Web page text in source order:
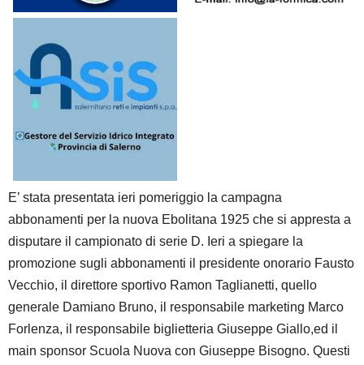
E’ stata presentata ieri pomeriggio la campagna
abbonamenti per la nuova Ebolitana 1925 che si appresta a
disputare il campionato di serie D. Ieri a spiegare la
promozione sugli abbonamenti il presidente onorario Fausto
Vecchio, il direttore sportivo Ramon Taglianetti, quello
generale Damiano Bruno, il responsabile marketing Marco
Forlenza, il responsabile biglietteria Giuseppe Giallo,ed il
main sponsor Scuola Nuova con Giuseppe Bisogno. Questi